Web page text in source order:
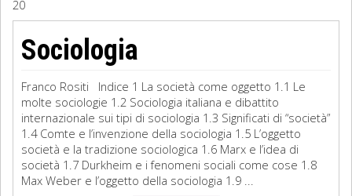
Filosofia
Storia
Matematica
Diritto
20
Sociologia
Franco Rositi Indice 1 La società come oggetto 1.1 Le
molte sociologie 1.2 Sociologia italiana e dibattito
internazionale sui tipi di sociologia 1.3 Significati di “società”
1.4 Comte e l’invenzione della sociologia 1.5 L’oggetto
società e la tradizione sociologica 1.6 Marx e l’idea di
società 1.7 Durkheim e i fenomeni sociali come cose 1.8
Max Weber e l’oggetto della sociologia 1.9 ...